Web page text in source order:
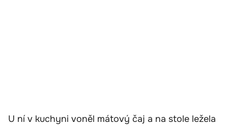
U ní v kuchyni voněl mátový čaj a na stole ležela